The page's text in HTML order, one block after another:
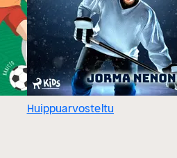
Huippuarvosteltu